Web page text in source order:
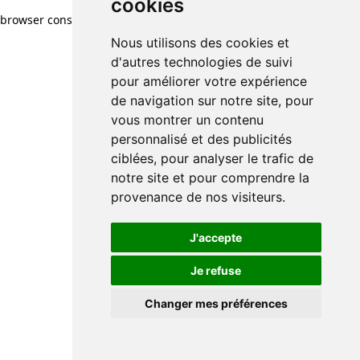
cookies
Nous utilisons des cookies et
d'autres technologies de suivi
pour améliorer votre expérience
de navigation sur notre site, pour
vous montrer un contenu
personnalisé et des publicités
ciblées, pour analyser le trafic de
notre site et pour comprendre la
provenance de nos visiteurs.
J'accepte
Je refuse
Changer mes préférences
cookies
Nous utilisons des cookies et
d'autres technologies de suivi
pour améliorer votre expérience
de navigation sur notre site, pour
vous montrer un contenu
personnalisé et des publicités
ciblées, pour analyser le trafic de
notre site et pour comprendre la
provenance de nos visiteurs.
J'accepte
Je refuse
Changer mes préférences
browser console for more information)